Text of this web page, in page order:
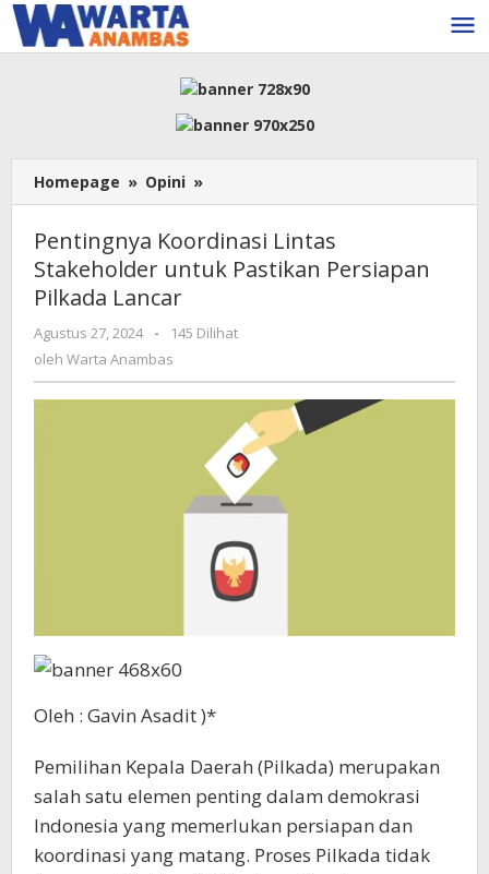
Lewati
ke
konten
Homepage » Opini »
Koordinasi
Stakeholder
untuk
Pilkada
Pentingnya Koordinasi Lintas
Stakeholder untuk Pastikan Persiapan
Pilkada Lancar
Agustus 27, 2024
oleh
-
145 Dilihat
oleh Warta Anambas
Oleh : Gavin Asadit )*
Pemilihan Kepala Daerah (Pilkada) merupakan
salah satu elemen penting dalam demokrasi
Indonesia yang memerlukan persiapan dan
koordinasi yang matang. Proses Pilkada tidak